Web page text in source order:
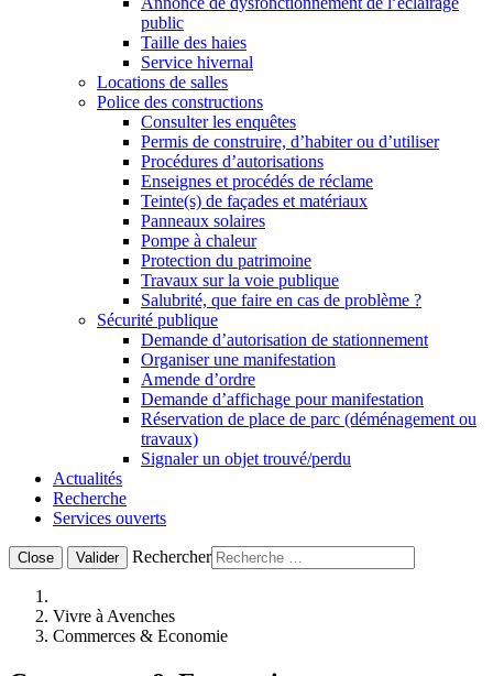
public
Taille des haies
Service hivernal
Locations de salles
Police des constructions
Consulter les enquêtes
Permis de construire, d’habiter ou d’utiliser
Procédures d’autorisations
Enseignes et procédés de réclame
Teinte(s) de façades et matériaux
Panneaux solaires
Pompe à chaleur
Protection du patrimoine
Travaux sur la voie publique
Salubrité, que faire en cas de problème ?
Sécurité publique
Demande d’autorisation de stationnement
Organiser une manifestation
Amende d’ordre
Demande d’affichage pour manifestation
Réservation de place de parc (déménagement ou
travaux)
Signaler un objet trouvé/perdu
Actualités
Recherche
Services ouverts
Close Valider Rechercher
Vivre à Avenches
Commerces & Economie